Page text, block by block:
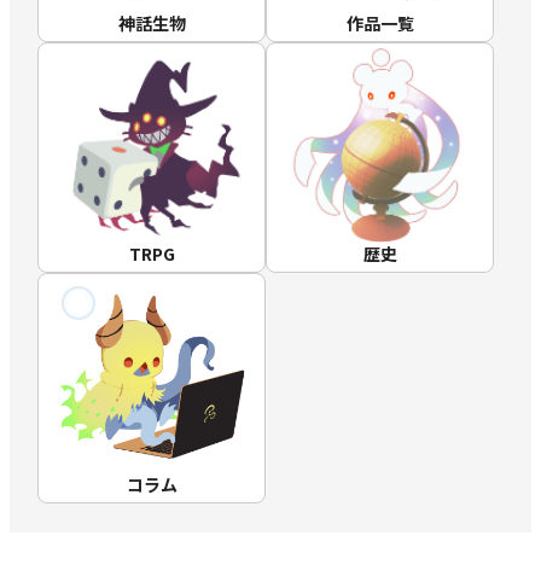
神話生物 作品一覧
TRPG 歴史
コラム